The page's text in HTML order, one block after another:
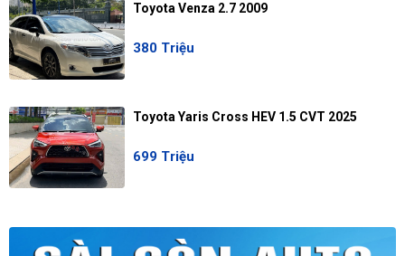
Toyota Venza 2.7 2009
380 Triệu
Toyota Yaris Cross HEV 1.5 CVT 2025
699 Triệu